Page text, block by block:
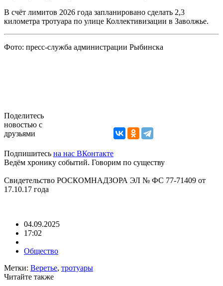
В счёт лимитов 2026 года запланировано сделать 2,3
километра тротуара по улице Коллективизации в Заволжье.
Фото: пресс-служба администрации Рыбинска
Поделитесь
новостью с
друзьями
Подпишитесь на нас ВКонтакте
Ведём хронику событий. Говорим по существу
Свидетельство РОСКОМНАДЗОРА ЭЛ № ФС 77-71409 от
17.10.17 года
04.09.2025
17:02
Общество
Метки: Веретье, тротуары
Читайте также